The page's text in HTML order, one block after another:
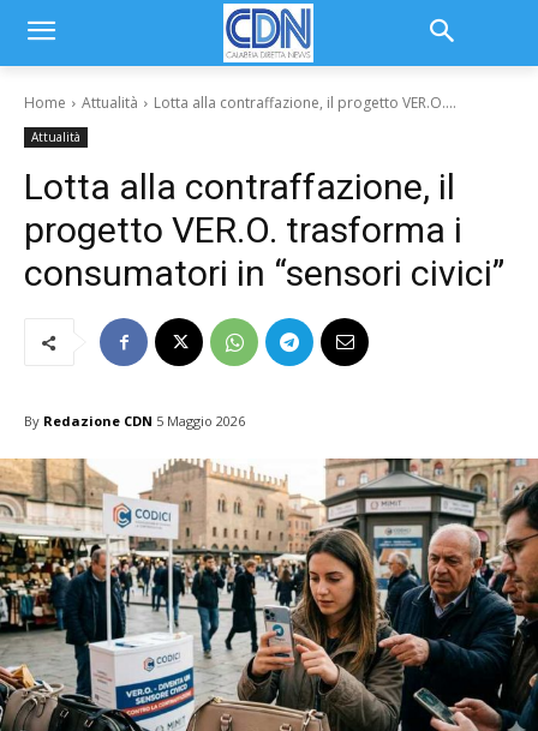
Home Attualità Lotta alla contraffazione, il progetto VER.O....
Attualità
Lotta alla contraffazione, il
progetto VER.O. trasforma i
consumatori in “sensori civici”
By Redazione CDN 5 Maggio 2026